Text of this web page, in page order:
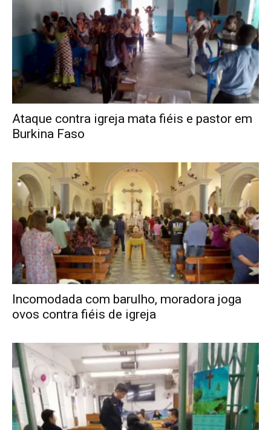
Ataque contra igreja mata fiéis e pastor em
Burkina Faso
Incomodada com barulho, moradora joga
ovos contra fiéis de igreja